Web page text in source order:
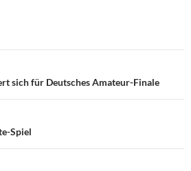
sich für Deutsches Amateur-Finale
Spiel